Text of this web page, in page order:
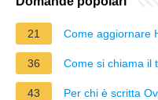
21 Come aggiornare
36 Come si chiama il
43 Per chi è scritta